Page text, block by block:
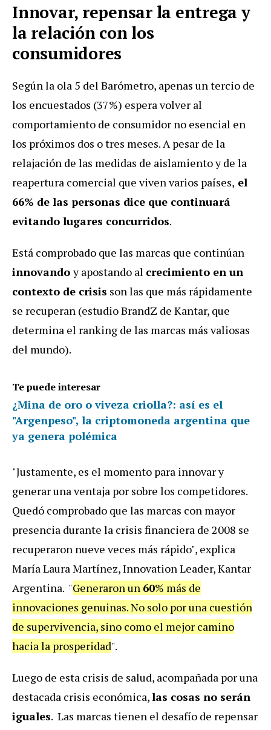
Innovar, repensar la entrega y
la relación con los
consumidores
Según la ola 5 del Barómetro, apenas un tercio de
los encuestados (37%) espera volver al
comportamiento de consumidor no esencial en
los próximos dos o tres meses. A pesar de la
relajación de las medidas de aislamiento y de la
reapertura comercial que viven varios países, el
66% de las personas dice que continuará
evitando lugares concurridos.
Está comprobado que las marcas que continúan
innovandoy apostando al crecimiento en un
contexto de crisis son las que más rápidamente
se recuperan (estudio BrandZ de Kantar, que
determina el ranking de las marcas más valiosas
del mundo).
Te puede interesar
¿Mina de oro o viveza criolla?: así es el
"Argenpeso", la criptomoneda argentina que
ya genera polémica
"Justamente, es el momento para innovar y
generar una ventaja por sobre los competidores.
Quedó comprobado que las marcas con mayor
presencia durante la crisis financiera de 2008 se
recuperaron nueve veces más rápido", explica
María Laura Martínez, Innovation Leader, Kantar
Argentina. "Generaron un 60% más de
innovaciones genuinas. No solo por una cuestión
de supervivencia, sino como el mejor camino
hacia la prosperidad".
Luego de esta crisis de salud, acompañada por una
destacada crisis económica,las cosas no serán
iguales. Las marcas tienen el desafío de repensar